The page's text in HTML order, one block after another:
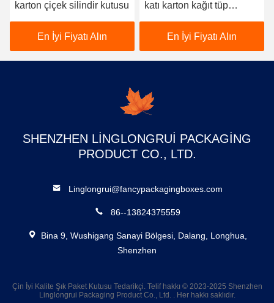
karton çiçek silindir kutusu
En İyi Fiyatı Alın
katı karton kağıt tüp
ambalaj kutusu
En İyi Fiyatı Alın
SHENZHEN LINGLONGRUI PACKAGING
PRODUCT CO., LTD.
Linglongrui@fancypackagingboxes.com
86--13824375559
Bina 9, Wushigang Sanayi Bölgesi, Dalang, Longhua,
Shenzhen
Çin İyi Kalite Şık Paket Kutusu Tedarikçi. Telif hakkı © 2023-2025 Shenzhen
Linglongrui Packaging Product Co., Ltd. . Her hakkı saklıdır.